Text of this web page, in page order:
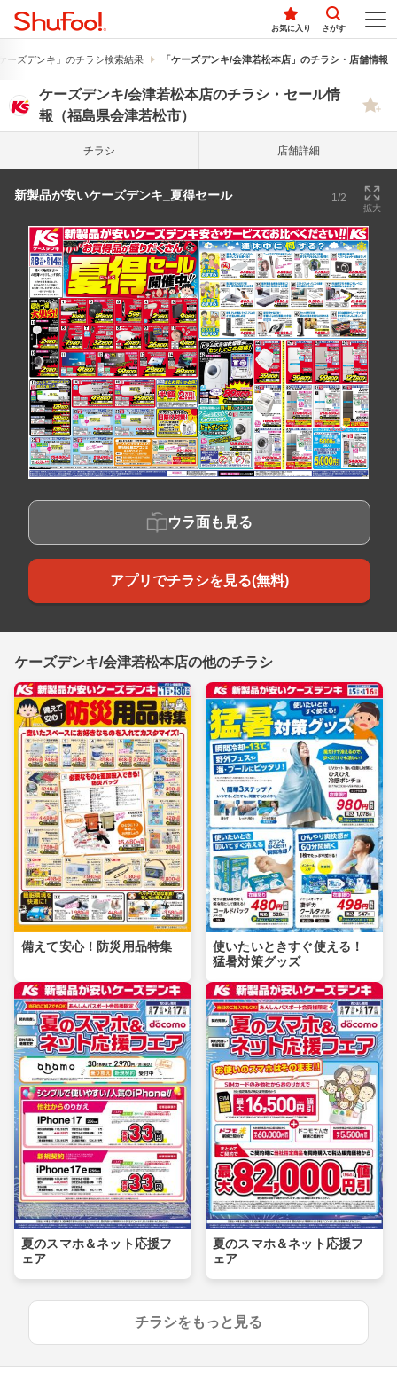
お気に入り さがす
ーズデンキ」のチラシ検索結果 「ケーズデンキ/会津若松本店」のチラシ・店舗情報
ケーズデンキ/会津若松本店のチラシ・セール情
報（福島県会津若松市）
チラシ 店舗詳細
新製品が安いケーズデンキ_夏得セール 1/2
拡大
ウラ面も見る
アプリでチラシを見る(無料)
ケーズデンキ/会津若松本店の他のチラシ
備えて安心！防災用品特集
使いたいときすぐ使える！
猛暑対策グッズ
夏のスマホ＆ネット応援フ
ェア
夏のスマホ＆ネット応援フ
ェア
チラシをもっと見る